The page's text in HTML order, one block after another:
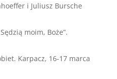
i Juliusz Bursche
moim, Boże”.
Karpacz, 16-17 marca